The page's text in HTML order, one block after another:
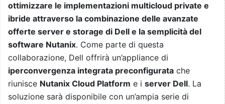
ottimizzare le implementazioni multicloud private e
ibride attraverso la combinazione delle avanzate
offerte server e storage di Dell e la semplicità del
software Nutanix. Come parte di questa
collaborazione, Dell offrirà un’appliance di
iperconvergenza integrata preconfigurata che
riunisce Nutanix Cloud Platform e i server Dell. La
soluzione sarà disponibile con un’ampia serie di